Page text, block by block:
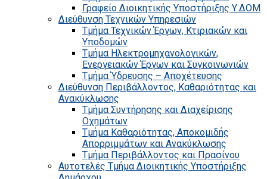
Γραφείο Διοικητικής Υποστήριξης Υ.ΔΟΜ
Διεύθυνση Τεχνικών Υπηρεσιών
Τμήμα Τεχνικών Έργων, Κτιριακών και
Υποδομών
Τμήμα Ηλεκτρομηχανολογικών,
Ενεργειακών Έργων και Συγκοινωνιών
Τμήμα Ύδρευσης – Αποχέτευσης
Διεύθυνση Περιβάλλοντος, Καθαριότητας και
Ανακύκλωσης
Τμήμα Συντήρησης και Διαχείρισης
Οχημάτων
Τμήμα Καθαριότητας, Αποκομιδής
Απορριμμάτων και Ανακύκλωσης
Τμήμα Περιβάλλοντος και Πρασίνου
Αυτοτελές Τμήμα Διοικητικής Υποστήριξης